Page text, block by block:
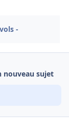
-
nouveau sujet